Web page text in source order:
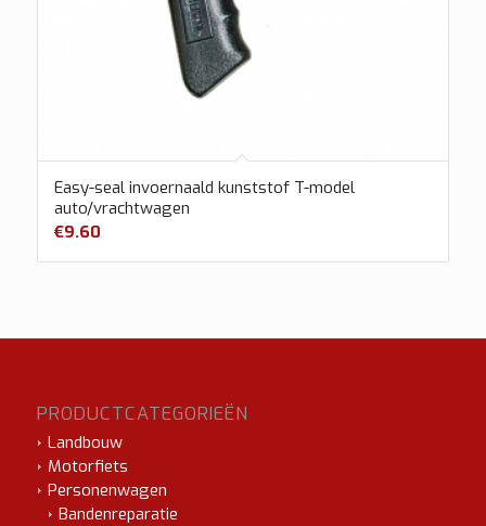
Easy-seal invoernaald kunststof T-model
auto/vrachtwagen
€9.60
PRODUCTCATEGORIEËN
Landbouw
Motorfiets
Personenwagen
Bandenreparatie